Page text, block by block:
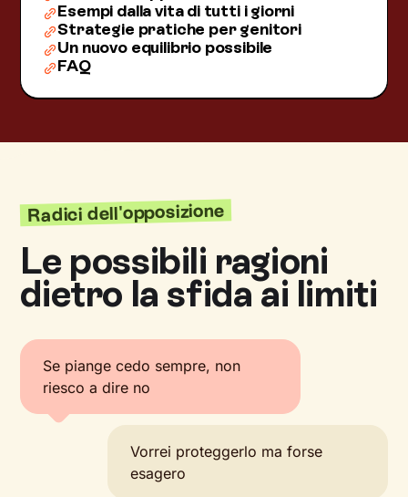
Esempi dalla vita di tutti i giorni
Strategie pratiche per genitori
Un nuovo equilibrio possibile
FAQ
Radici dell'opposizione
Le possibili ragioni
dietro la sfida ai limiti
Se piange cedo sempre, non
riesco a dire no
Vorrei proteggerlo ma forse
esagero